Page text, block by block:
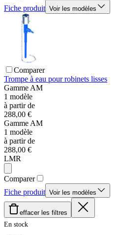
Fiche produit Voir les modèles
Comparer
Trompe à eau pour robinets lisses
Gamme AM
1 modèle
à partir de
288,00 €
Gamme AM
1 modèle
à partir de
288,00 €
LMR
Comparer
Fiche produit Voir les modèles
effacer les filtres
En stock